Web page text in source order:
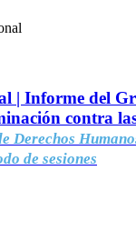
| Informe del
contra
Derechos
de sesiones